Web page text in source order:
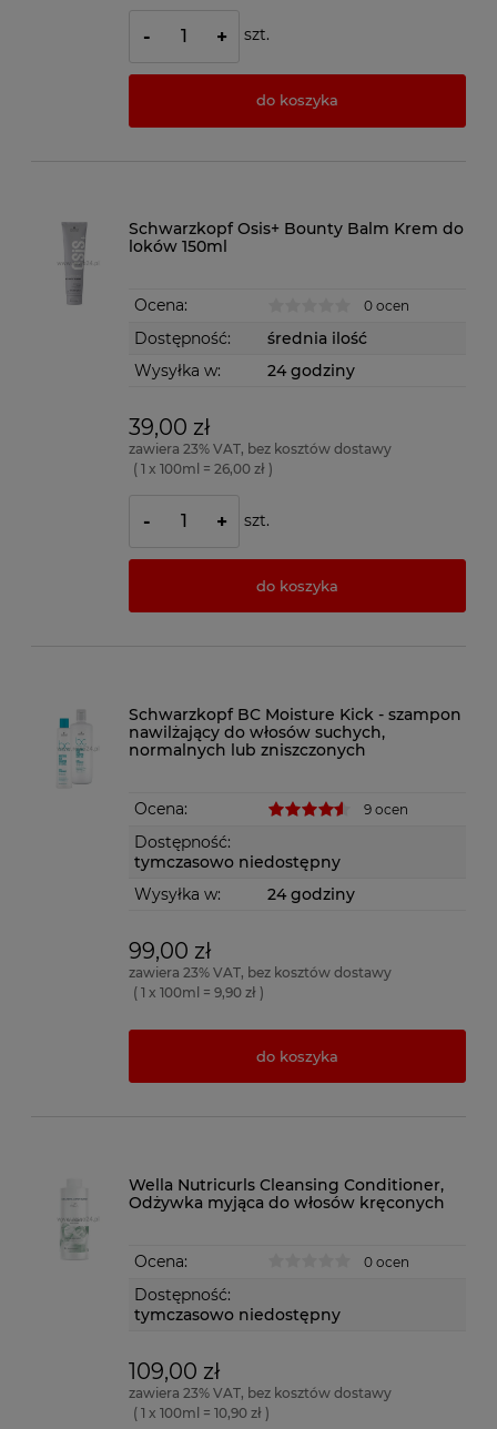
- + szt.
do koszyka
Schwarzkopf Osis+ Bounty Balm Krem do
loków 150ml
Ocena: 0 ocen
Dostępność:
średnia ilość
Wysyłka w:
24 godziny
39,00 zł
zawiera 23% VAT, bez kosztów dostawy
( 1 x 100ml = 26,00 zł )
- + szt.
do koszyka
Schwarzkopf BC Moisture Kick - szampon
nawilżający do włosów suchych,
normalnych lub zniszczonych
Ocena: 9 ocen
Dostępność:
tymczasowo niedostępny
Wysyłka w:
24 godziny
99,00 zł
zawiera 23% VAT, bez kosztów dostawy
( 1 x 100ml = 9,90 zł )
do koszyka
Wella Nutricurls Cleansing Conditioner,
Odżywka myjąca do włosów kręconych
Ocena: 0 ocen
Dostępność:
tymczasowo niedostępny
109,00 zł
zawiera 23% VAT, bez kosztów dostawy
( 1 x 100ml = 10,90 zł )